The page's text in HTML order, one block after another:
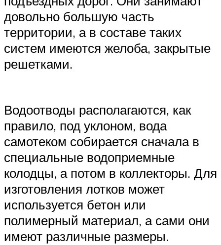
довольно большую часть
территории, а в составе таких
систем имеются желоба, закрытые
решетками.
Водоотводы располагаются, как
правило, под уклоном, вода
самотеком собирается сначала в
специальные водоприемные
колодцы, а потом в коллекторы. Для
изготовления лотков может
используется бетон или
полимерный материал, а сами они
имеют различные размеры.